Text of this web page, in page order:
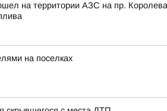
на территории АЗС на пр.
на поселках